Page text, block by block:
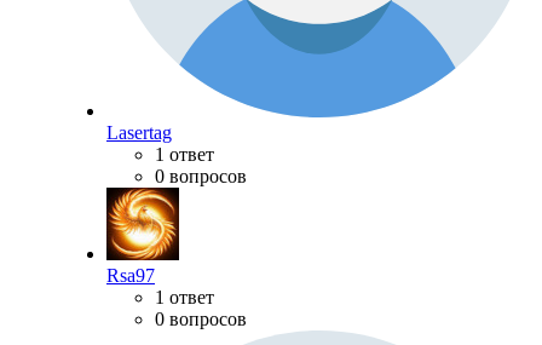
Lasertag
1 ответ
0 вопросов
Rsa97
1 ответ
0 вопросов